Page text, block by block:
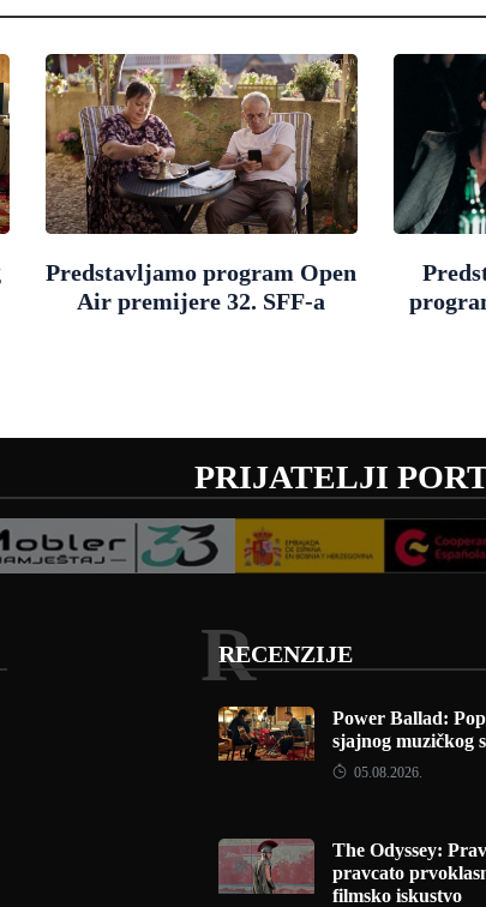
Predstavljamo program Open
Air premijere 32. SFF-a
PRIJATELJI
RECENZIJE
R
Power Ballad:
sjajnog muzičkog
05.08.2026.
The Odyssey:
pravcato
filmsko iskustvo